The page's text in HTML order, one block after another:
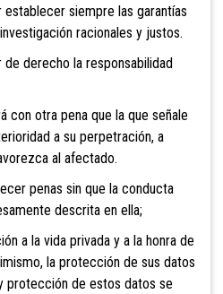
siempre las garantías
racionales y justos.
de derecho la responsabilidad
con otra pena que la que señale
a su perpetración, a
al afectado.
penas sin que la conducta
descrita en ella;
a la vida privada y a la honra de
la protección de sus datos
protección de estos datos se